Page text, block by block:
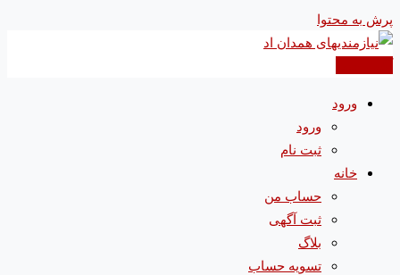
پرش به محتوا
ورود
ورود
ثبت نام
خانه
حساب من
ثبت آگهی
بلاگ
تسویه حساب